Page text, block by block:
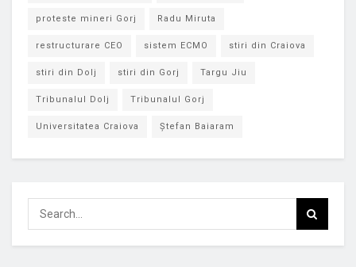
proteste mineri Gorj Radu Miruta
restructurare CEO sistem ECMO stiri din Craiova
stiri din Dolj stiri din Gorj Targu Jiu
Tribunalul Dolj Tribunalul Gorj
Universitatea Craiova Ștefan Baiaram